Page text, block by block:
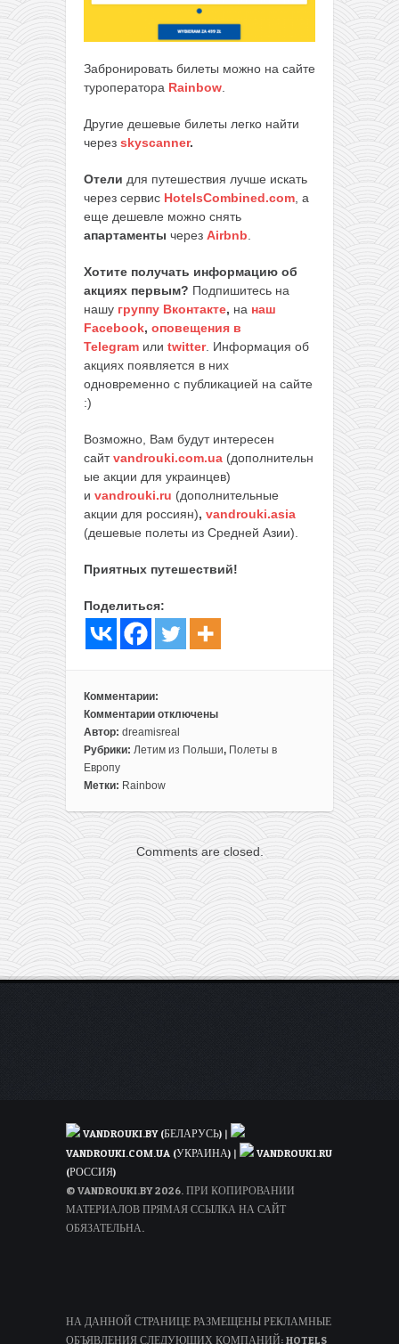
Забронировать билеты можно на сайте
туроператора Rainbow
Другие дешевые билеты легко найти
через skyscanner.
Отели для путешествия лучше искать
через сервис HotelsCombined.com , а
еще дешевле можно снять
апартаменты через Airbnb
Хотите получать информацию об
акциях первым? Подпишитесь на
нашу группу Вконтакте, на наш
Facebook, оповещения в
Telegram или twitter. Информация об
акциях появляется в них
одновременно с публикацией на сайте
:)
Возможно, Вам будут интересен
сайтvandrouki.com.ua (дополнительн
ые акции для украинцев)
и vandrouki.ru (дополнительные
акции для россиян), vandrouki.asia
(дешевые полеты из Средней Азии).
Приятных путешествий!
Поделиться:
Комментарии:
Комментарии
к
записи
Чартер
из
в
Италию
за
115€
туда-
обратно
отключены
Автор: dreamisreal
Рубрики: Летим из Польши, Полеты в
Европу
Метки: Rainbow
Comments are closed.
VANDROUKI.BY (БЕЛАРУСЬ) |
VANDROUKI.COM.UA (УКРАИНА) |
VANDROUKI.RU
(РОССИЯ)
© VANDROUKI.BY 2026. ПРИ КОПИРОВАНИИ
МАТЕРИАЛОВ ПРЯМАЯ ССЫЛКА НА САЙТ
ОБЯЗАТЕЛЬНА.
НА ДАННОЙ СТРАНИЦЕ РАЗМЕЩЕНЫ РЕКЛАМНЫЕ
ОБЪЯВЛЕНИЯ СЛЕДУЮЩИХ КОМПАНИЙ: HOTELS